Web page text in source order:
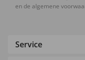
en de algemene
Service